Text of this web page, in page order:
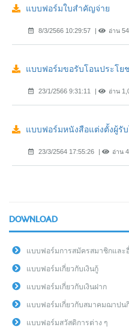
แบบฟอร์มใบสำคัญจ่าย
8/3/2566 10:29:57 อ่าน
แบบฟอร์มขอรับโอนประโย
23/1/2566 9:31:11 อ่าน
แบบฟอร์มหนังสือแต่งตั้งผู้รั
23/3/2564 17:55:26 อ่าน
DOWNLOAD
แบบฟอร์มการสมัครสมาชิกและ
แบบฟอร์มเกี่ยวกับเงินกู้
แบบฟอร์มเกี่ยวกับเงินฝาก
แบบฟอร์มเกี่ยวกับสมาคมฌาปน
แบบฟอร์มสวัสดิการต่าง ๆ